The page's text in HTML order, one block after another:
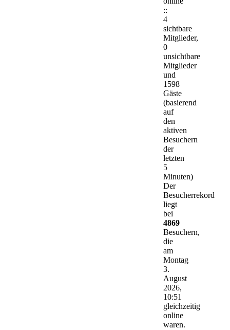
::
4
sichtbare
Mitglieder,
0
unsichtbare
Mitglieder
und
1598
Gäste
(basierend
auf
den
aktiven
Besuchern
der
letzten
5
Minuten)
Der
Besucherrekord
liegt
bei
4869
Besuchern,
die
am
Montag
3.
August
2026,
10:51
gleichzeitig
online
waren.